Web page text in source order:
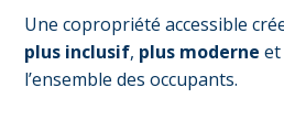
Une copropriété accessible
plus inclusif, plus moderne et
l’ensemble des occupants.